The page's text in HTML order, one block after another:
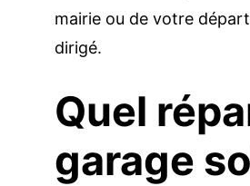
mairie ou de votre
dirigé.
Quel
garage